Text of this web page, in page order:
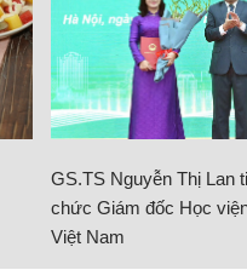
GS.TS Nguyễn Thị Lan
chức Giám đốc Học
Việt Nam